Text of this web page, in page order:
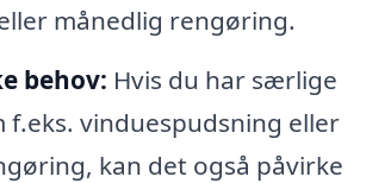
månedlig rengøring.
behov: Hvis du har særlige
f.eks. vinduespudsning eller
kan det også påvirke